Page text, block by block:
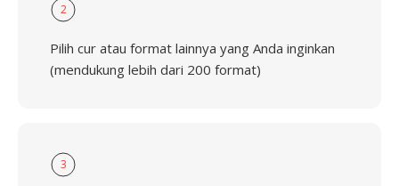
2
Pilih cur atau format lainnya yang Anda inginkan
(mendukung lebih dari 200 format)
3